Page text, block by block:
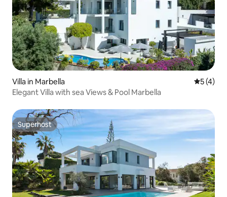
Villa in Marbella 5 out of
5 (4)
Elegant Villa with sea Views & Pool Marbella
Superhost
Superhost